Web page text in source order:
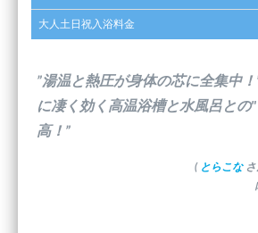
大人土日祝入浴料金
”湯温と熱圧が身体の芯に全集中
に凄く効く高温浴槽と水風呂との
高！”
( とらこな